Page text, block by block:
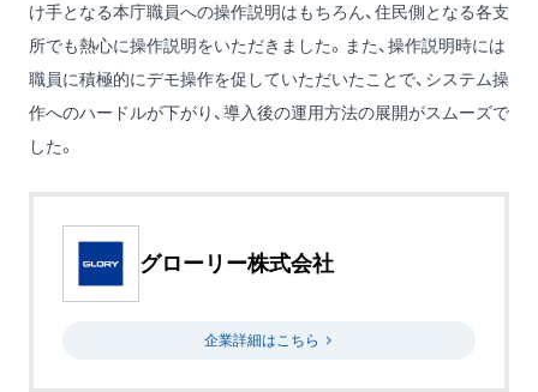
け手となる本庁職員への操作説明はもちろん、住民側となる各支
所でも熱心に操作説明をいただきました。また、操作説明時には
職員に積極的にデモ操作を促していただいたことで、システム操
作へのハードルが下がり、導入後の運用方法の展開がスムーズで
した。
グローリー株式会社
企業詳細はこちら